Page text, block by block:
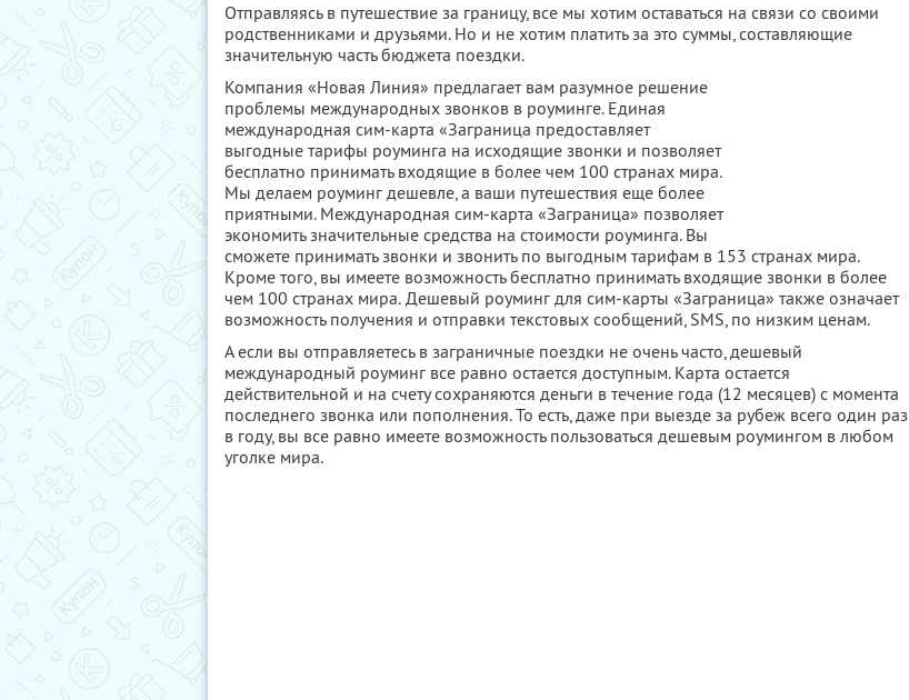
Отправляясь в путешествие за границу, все мы хотим оставаться на связи со своими
родственниками и друзьями. Но и не хотим платить за это суммы, составляющие
значительную часть бюджета поездки.
Компания «Новая Линия» предлагает вам разумное решение
проблемы международных звонков в роуминге. Единая
международная сим-карта «Заграница предоставляет
выгодные тарифы роуминга на исходящие звонки и позволяет
бесплатно принимать входящие в более чем 100 странах мира.
Мы делаем роуминг дешевле, а ваши путешествия еще более
приятными. Международная сим-карта «Заграница» позволяет
экономить значительные средства на стоимости роуминга. Вы
сможете принимать звонки и звонить по выгодным тарифам в 153 странах мира.
Кроме того, вы имеете возможность бесплатно принимать входящие звонки в более
чем 100 странах мира. Дешевый роуминг для сим-карты «Заграница» также означает
возможность получения и отправки текстовых сообщений, SMS, по низким ценам.
А если вы отправляетесь в заграничные поездки не очень часто, дешевый
международный роуминг все равно остается доступным. Карта остается
действительной и на счету сохраняются деньги в течение года (12 месяцев) с момента
последнего звонка или пополнения. То есть, даже при выезде за рубеж всего один раз
в году, вы все равно имеете возможность пользоваться дешевым роумингом в любом
уголке мира.